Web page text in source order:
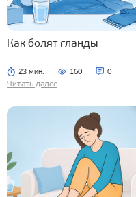
Как болят гланды
23 мин. 160 0
Читать далее